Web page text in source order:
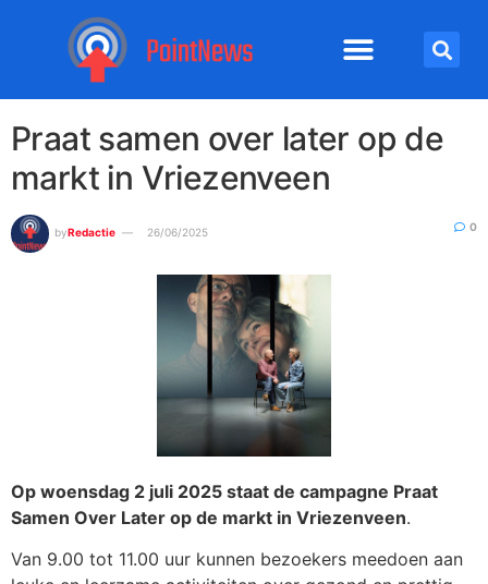
Praat samen over later op de
markt in Vriezenveen
byRedactie 26/06/2025 0
Op woensdag 2 juli 2025 staat de campagne Praat
Samen Over Later op de markt in Vriezenveen.
Van 9.00 tot 11.00 uur kunnen bezoekers meedoen aan